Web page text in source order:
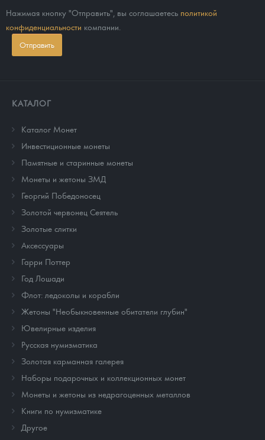
Нажимая кнопку "Отправить", вы соглашаетесь политикой
конфиденциальности компании.
Отправить
КАТАЛОГ
Каталог Монет
Инвестиционные монеты
Памятные и старинные монеты
Монеты и жетоны ЗМД
Георгий Победоносец
Золотой червонец Сеятель
Золотые слитки
Аксессуары
Гарри Поттер
Год Лошади
Флот: ледоколы и корабли
Жетоны "Необыкновенные обитатели глубин"
Ювелирные изделия
Русская нумизматика
Золотая карманная галерея
Наборы подарочных и коллекционных монет
Монеты и жетоны из недрагоценных металлов
Книги по нумизматике
Другое